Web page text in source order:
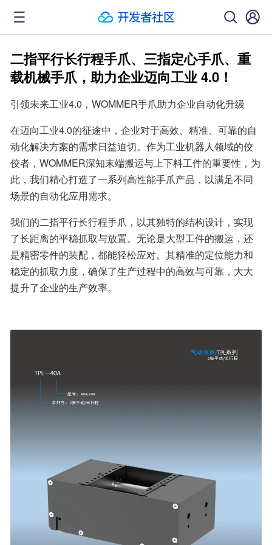
二指平行长行程手爪、三指定心手爪、重
载机械手爪，助力企业迈向工业 4.0！
引领未来工业4.0，WOMMER手爪助力企业自动化升级
在迈向工业4.0的征途中，企业对于高效、精准、可靠的自
动化解决方案的需求日益迫切。作为工业机器人领域的佼
佼者，WOMMER深知末端搬运与上下料工件的重要性，为
此，我们精心打造了一系列高性能手爪产品，以满足不同
场景的自动化应用需求。
我们的二指平行长行程手爪，以其独特的结构设计，实现
了长距离的平稳抓取与放置。无论是大型工件的搬运，还
是精密零件的装配，都能轻松应对。其精准的定位能力和
稳定的抓取力度，确保了生产过程中的高效与可靠，大大
提升了企业的生产效率。